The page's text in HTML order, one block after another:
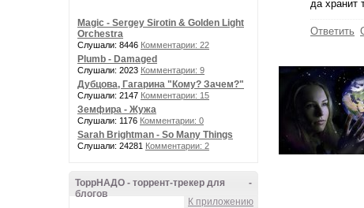
Magic - Sergey Sirotin & Golden Light
Orchestra
Слушали: 8446 Комментарии: 22
Plumb - Damaged
Слушали: 2023 Комментарии: 9
Дубцова, Гагарина "Кому? Зачем?"
Слушали: 2147 Комментарии: 15
Земфира - Жужа
Слушали: 1176 Комментарии: 0
Sarah Brightman - So Many Things
Слушали: 24281 Комментарии: 2
-
ТоррНАДО - торрент-трекер для
блогов
К приложению
да хранит
Ответить